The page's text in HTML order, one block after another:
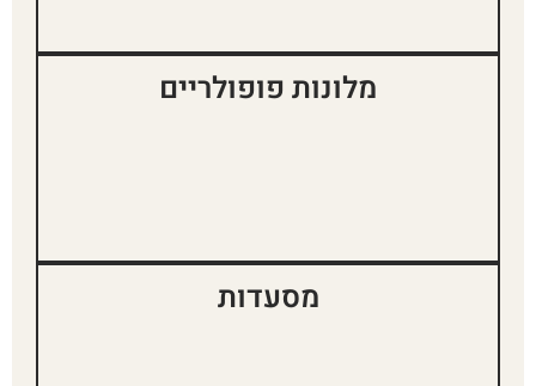
מלונות פופולריים
מסעדות